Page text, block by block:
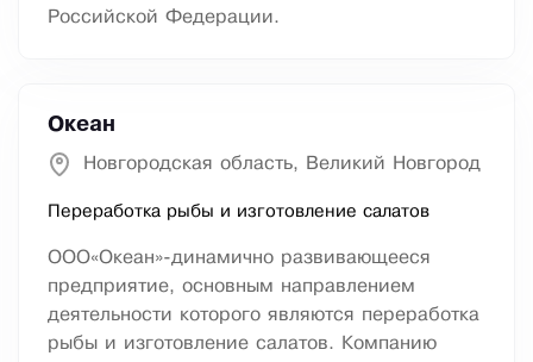
Российской Федерации.
Океан
Новгородская область, Великий Новгород
Переработка рыбы и изготовление салатов
ООО«Океан»-динамично развивающееся
предприятие, основным направлением
деятельности которого являются переработка
рыбы и изготовление салатов. Компанию